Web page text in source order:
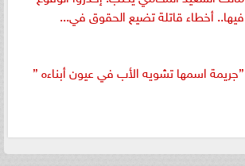
فيها.. أخطاء قاتلة تضيع الحقوق في...
”جريمة اسمها تشويه الأب في عيون أبناءه ”